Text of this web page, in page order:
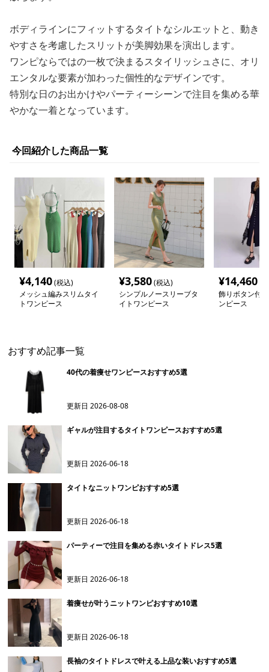
ボディラインにフィットするタイトなシルエットと、動き
やすさを考慮したスリットが美脚効果を演出します。
ワンピならではの一枚で決まるスタイリッシュさに、オリ
エンタルな要素が加わった個性的なデザインです。
特別な日のお出かけやパーティーシーンで注目を集める華
やかな一着となっています。
今回紹介した商品一覧
¥4,140(税込)
メッシュ編みスリムタイ
トワンピース
¥3,580(税込)
シンプルノースリーブタ
イトワンピース
¥14,460
飾りボタン付
ンピース
おすすめ記事一覧
40代の着痩せワンピースおすすめ5選
更新日2026-08-08
ギャルが注目するタイトワンピースおすすめ5選
更新日2026-06-18
タイトなニットワンピおすすめ5選
更新日2026-06-18
パーティーで注目を集める赤いタイトドレス5選
更新日2026-06-18
着痩せが叶うニットワンピおすすめ10選
更新日2026-06-18
長袖のタイトドレスで叶える上品な装いおすすめ5選